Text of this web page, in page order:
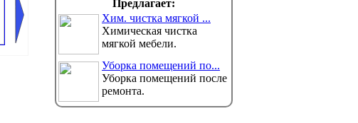
Предлагает:
Хим. чистка мягкой ...
Химическая чистка
мягкой мебели.
Уборка помещений по...
Уборка помещений после
ремонта.